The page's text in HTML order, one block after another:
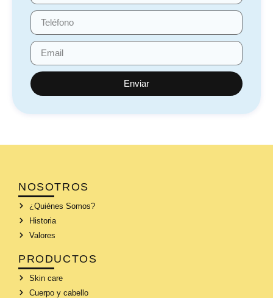
Enviar
NOSOTROS
¿Quiénes Somos?
Historia
Valores
PRODUCTOS
Skin care
Cuerpo y cabello